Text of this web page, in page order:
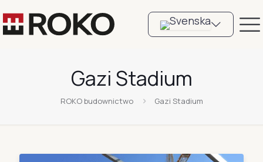
Gazi Stadium
ROKO budownictwo Gazi Stadium